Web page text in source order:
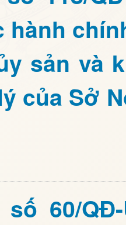
hành
sản và
của Sở
số 60/